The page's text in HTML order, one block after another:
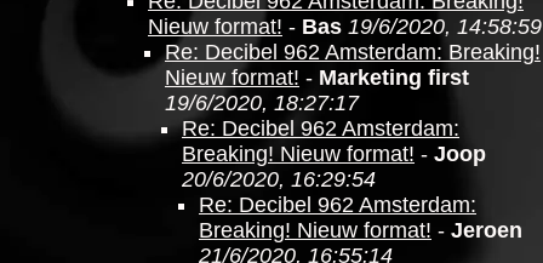
Nieuw format! - Bas 19/6/2020, 14:58:59
Re: Decibel 962 Amsterdam: Breaking!
Nieuw format! - Marketing first
19/6/2020, 18:27:17
Re: Decibel 962 Amsterdam:
Breaking! Nieuw format! - Joop
20/6/2020, 16:29:54
Re: Decibel 962 Amsterdam:
Breaking! Nieuw format! - Jeroen
21/6/2020, 16:55:14